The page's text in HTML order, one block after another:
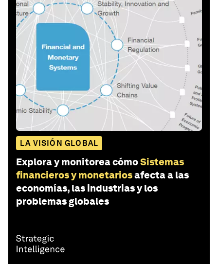
LA VISIÓN GLOBAL
Explora y monitorea cómoSistemas
financieros y monetariosafecta a las
economías, las industrias y los
problemas globales